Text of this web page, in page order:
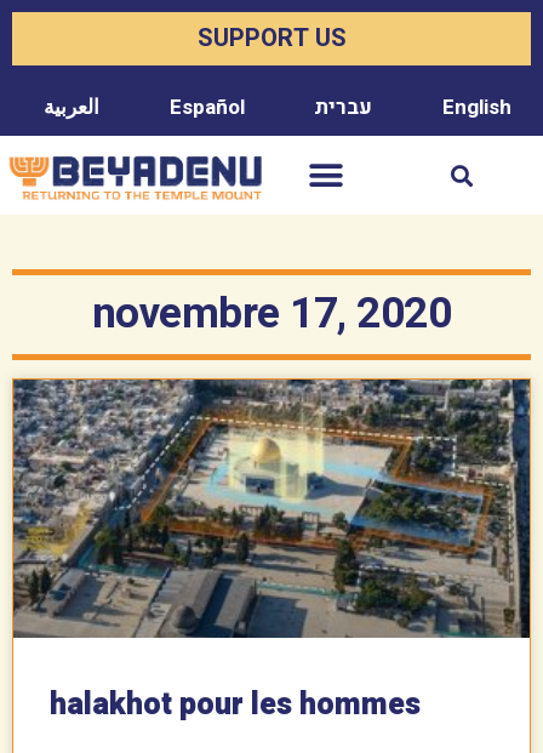
SUPPORT US
العربية Español עברית English
novembre 17, 2020
halakhot pour les hommes